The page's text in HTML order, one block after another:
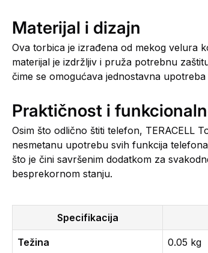
Materijal i dizajn
Ova torbica je izrađena od mekog velura
materijal je izdržljiv i pruža potrebnu
čime se omogućava jednostavna
Praktičnost i
Osim što odlično štiti telefon, TERACELL
nesmetanu upotrebu svih funkcija
što je čini savršenim dodatkom za
besprekornom stanju.
Specifikacija
Težina 0.05 kg